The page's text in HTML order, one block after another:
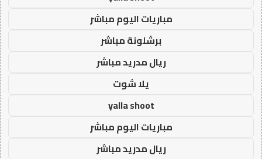
مباريات اليوم مباشر
برشلونة مباشر
ريال مدريد مباشر
يلا شوت
yalla shoot
مباريات اليوم مباشر
ريال مدريد مباشر